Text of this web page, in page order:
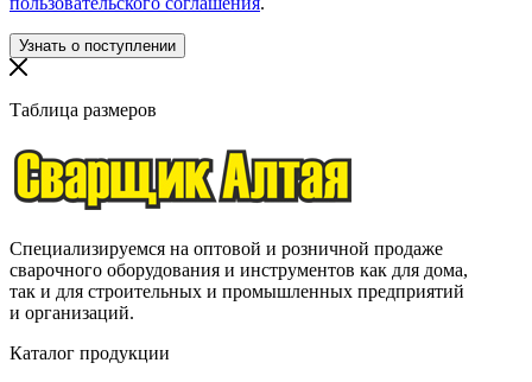
Таблица размеров
Специализируемся на оптовой и розничной продаже
сварочного оборудования и инструментов как для дома,
так и для строительных и промышленных предприятий
и организаций.
Каталог продукции